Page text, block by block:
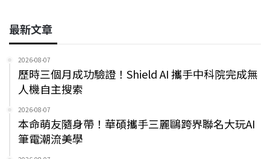
最新文章
2026-08-07
歷時三個月成功驗證！Shield AI 攜手中科院完成無
人機自主搜索
2026-08-07
本命萌友隨身帶！華碩攜手三麗鷗跨界聯名大玩AI
筆電潮流美學